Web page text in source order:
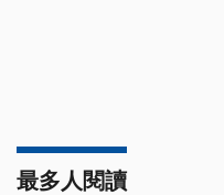
最多人閱讀